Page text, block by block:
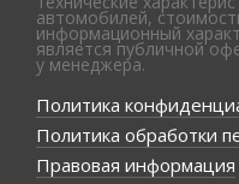
автомобилей,
информационный
является публичной
у менеджера.
Политика
Политика обработки
Правовая информация